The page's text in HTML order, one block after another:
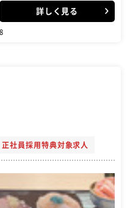
寿司職人と
揚げされるいきのいい魚介を1
注業務・人材育成・店舗管理
詳しく見る
正社員採用特典対象求人